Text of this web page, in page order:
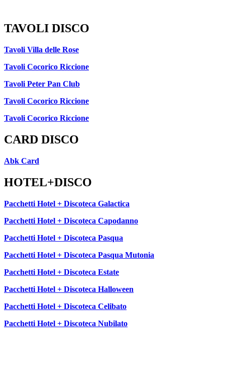
TAVOLI DISCO
Tavoli Villa delle Rose
Tavoli Cocorico Riccione
Tavoli Peter Pan Club
Tavoli Cocorico Riccione
Tavoli Cocorico Riccione
CARD DISCO
Abk Card
HOTEL+DISCO
Pacchetti Hotel + Discoteca Galactica
Pacchetti Hotel + Discoteca Capodanno
Pacchetti Hotel + Discoteca Pasqua
Pacchetti Hotel + Discoteca Pasqua Mutonia
Pacchetti Hotel + Discoteca Estate
Pacchetti Hotel + Discoteca Halloween
Pacchetti Hotel + Discoteca Celibato
Pacchetti Hotel + Discoteca Nubilato